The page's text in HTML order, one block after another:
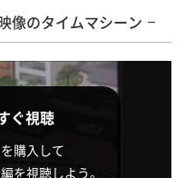
像のタイムマシーン
ぐ視聴
購入して
を視聴しよう。